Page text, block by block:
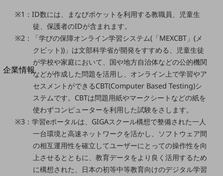
100回線以上のお問い合わせ・お見積りはこちら
別ウィンドウで開きます
企業情報
企業情報TOP
会社案内TOP
社長からのご挨拶
※1：ID数には、まなびポケットを利用する教職員、児童生
徒、保護者のIDが含まれます。
※2：「学びの保障オンライン学習システム(「MEXCBT」(メ
クビット))」は文部科学省が開発をすすめる、児童生徒
が学校や家庭において、国や地方自治体などの公的機関
などが作成した問題を活用し、オンライン上で学習やア
セスメントができるCBT(Computer Based Testing)シ
ステムです。CBTは問題用紙やマークシートなどの紙を
使わずコンピューターを利用した試験をさします。
※3：学習eポータルは、GIGAスクール構想で整備された一人
一台環境と高速ネットワークを活かし、ソフトウェア間
の相互運用性を確立してユーザーにとっての操作性を向
上させるとともに、教育データをより良く活用するため
に構想された、日本の初等中等教育向けのデジタル学習